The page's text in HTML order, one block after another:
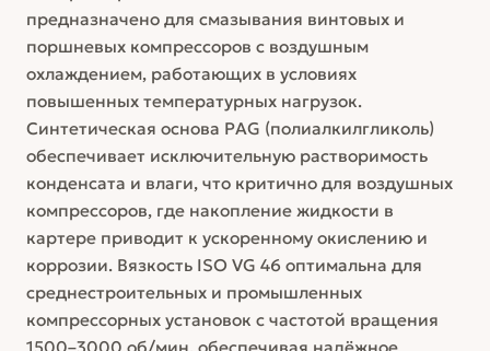
предназначено для смазывания винтовых и
поршневых компрессоров с воздушным
охлаждением, работающих в условиях
повышенных температурных нагрузок.
Синтетическая основа PAG (полиалкилгликоль)
обеспечивает исключительную растворимость
конденсата и влаги, что критично для воздушных
компрессоров, где накопление жидкости в
картере приводит к ускоренному окислению и
коррозии. Вязкость ISO VG 46 оптимальна для
среднестроительных и промышленных
компрессорных установок с частотой вращения